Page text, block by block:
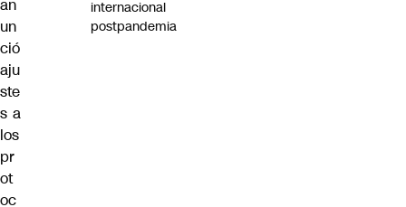
an
un
ció
aju
ste
s a
los
pr
ot
oc
internacional
postpandemia